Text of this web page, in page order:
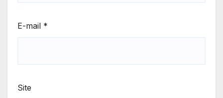
E-mail *
Site